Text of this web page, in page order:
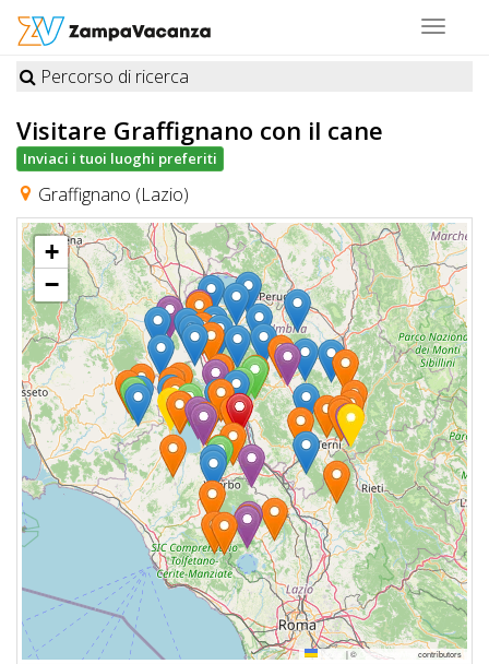
Toggle
STRUTTURE
A
DOG
LUOGHI
A
DOG
OFFERTE
A
DOG
INFO
A
Percorso di ricerca
Visitare Graffignano con il cane
Inviaci i tuoi luoghi preferiti
Graffignano (Lazio)
+
−
Leaflet |© OpenStreetMap contributors